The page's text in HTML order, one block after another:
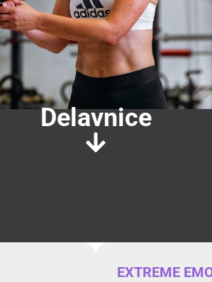
Delavnice
EXTREME